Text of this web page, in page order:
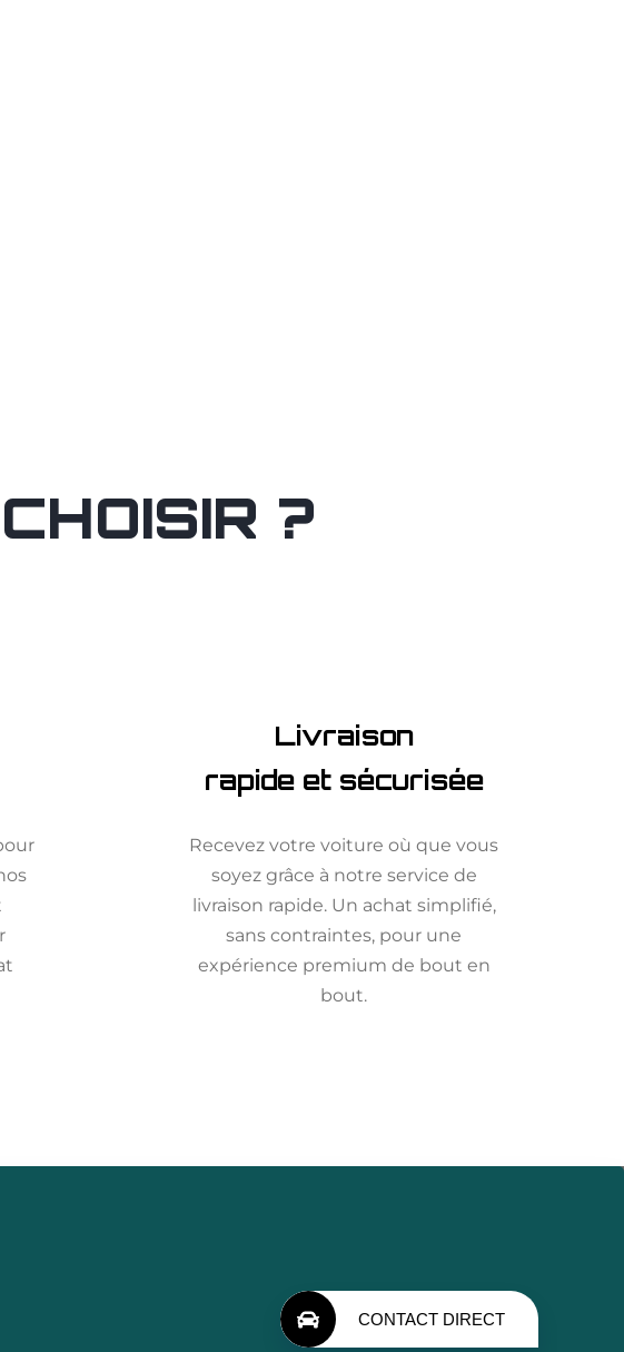
?
Livraison
rapide et sécurisée
Recevez votre voiture où que vous
soyez grâce à notre service de
livraison rapide. Un achat simplifié,
sans contraintes, pour une
expérience premium de bout en
bout.
CONTACT DIRECT